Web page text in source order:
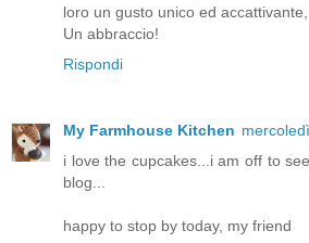
loro un gusto unico ed
Un abbraccio!
Rispondi
My Farmhouse Kitchen
i love the cupcakes...i am off to
blog...
happy to stop by today, my friend